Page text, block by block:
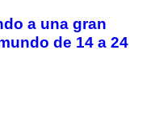
a una gran
de 14 a 24